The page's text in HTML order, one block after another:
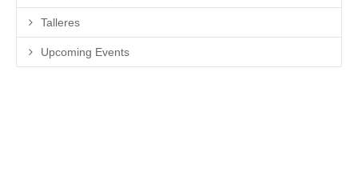
Talleres
Upcoming Events